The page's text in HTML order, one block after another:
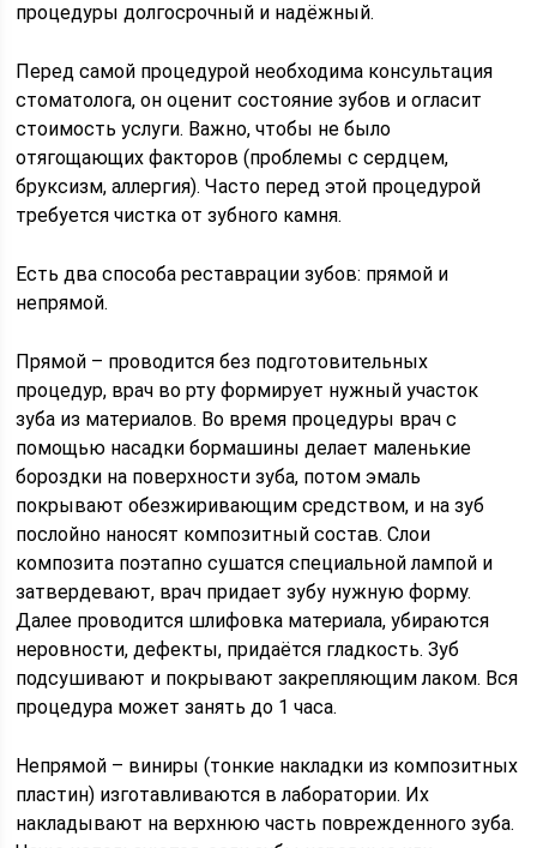
процедуры долгосрочный и надёжный.
Перед самой процедурой необходима консультация
стоматолога, он оценит состояние зубов и огласит
стоимость услуги. Важно, чтобы не было
отягощающих факторов (проблемы с сердцем,
бруксизм, аллергия). Часто перед этой процедурой
требуется чистка от зубного камня.
Есть два способа реставрации зубов: прямой и
непрямой.
Прямой – проводится без подготовительных
процедур, врач во рту формирует нужный участок
зуба из материалов. Во время процедуры врач с
помощью насадки бормашины делает маленькие
бороздки на поверхности зуба, потом эмаль
покрывают обезжиривающим средством, и на зуб
послойно наносят композитный состав. Слои
композита поэтапно сушатся специальной лампой и
затвердевают, врач придает зубу нужную форму.
Далее проводится шлифовка материала, убираются
неровности, дефекты, придаётся гладкость. Зуб
подсушивают и покрывают закрепляющим лаком. Вся
процедура может занять до 1 часа.
Непрямой – виниры (тонкие накладки из композитных
пластин) изготавливаются в лаборатории. Их
накладывают на верхнюю часть поврежденного зуба.